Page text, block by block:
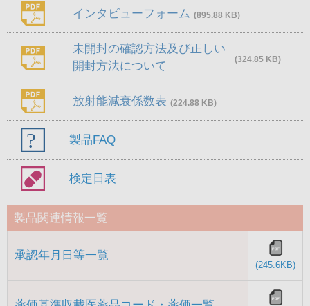
インタビューフォーム (895.88 KB)
未開封の確認方法及び正しい
開封方法について
(324.85 KB)
放射能減衰係数表 (224.88 KB)
製品FAQ
検定日表
製品関連情報一覧
承認年月日等一覧
(245.6KB)